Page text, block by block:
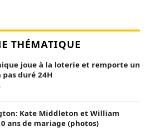
THÉMATIQUE
joue à la loterie et remporte un
pas duré 24H
Kate Middleton et William
ans de mariage (photos)